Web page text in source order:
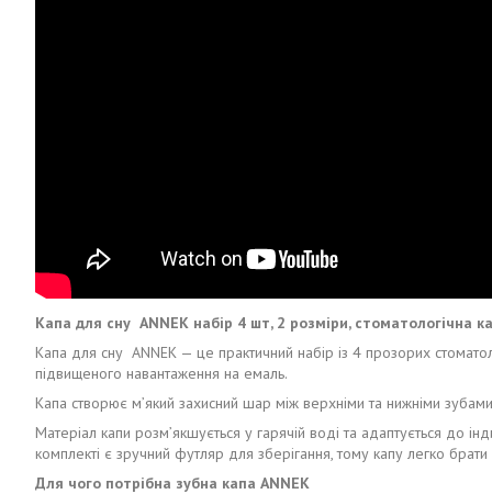
Капа для сну ANNEK набір 4 шт, 2 розміри, стоматологічна
Капа для сну ANNEK — це практичний набір із 4 прозорих
підвищеного навантаження на емаль.
Капа створює м’який захисний шар між верхніми та нижніми
Матеріал капи розм’якшується у гарячій воді та адаптується до
комплекті є зручний футляр для зберігання, тому капу легко
Для чого потрібна зубна капа ANNEK